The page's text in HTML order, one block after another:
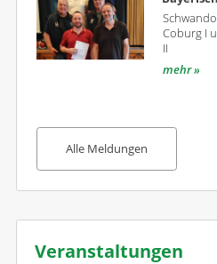
Coburg I
II
mehr
Alle Meldungen
Veranstaltungen